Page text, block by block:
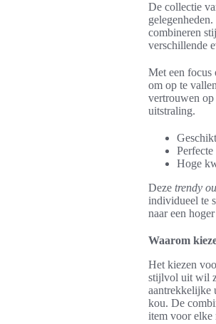
De collectie
combineren
verschillende
Met een focus
om op te
vertrouwen
uitstraling.
Hoge
Deze trendy
individueel te
naar een
Waarom
Het kiezen
stijlvol uit wil
aantrekkelijke
kou. De
item voor elke